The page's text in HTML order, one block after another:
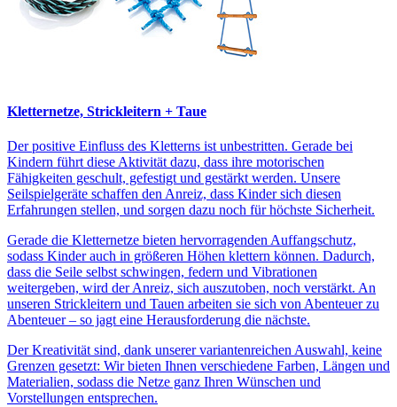
Kletternetze, Strickleitern + Taue
Der positive Einfluss des Kletterns ist unbestritten. Gerade bei
Kindern führt diese Aktivität dazu, dass ihre motorischen
Fähigkeiten geschult, gefestigt und gestärkt werden. Unsere
Seilspielgeräte schaffen den Anreiz, dass Kinder sich diesen
Erfahrungen stellen, und sorgen dazu noch für höchste Sicherheit.
Gerade die Kletternetze bieten hervorragenden Auffangschutz,
sodass Kinder auch in größeren Höhen klettern können. Dadurch,
dass die Seile selbst schwingen, federn und Vibrationen
weitergeben, wird der Anreiz, sich auszutoben, noch verstärkt. An
unseren Strickleitern und Tauen arbeiten sie sich von Abenteuer zu
Abenteuer – so jagt eine Herausforderung die nächste.
Der Kreativität sind, dank unserer variantenreichen Auswahl, keine
Grenzen gesetzt: Wir bieten Ihnen verschiedene Farben, Längen und
Materialien, sodass die Netze ganz Ihren Wünschen und
Vorstellungen entsprechen.